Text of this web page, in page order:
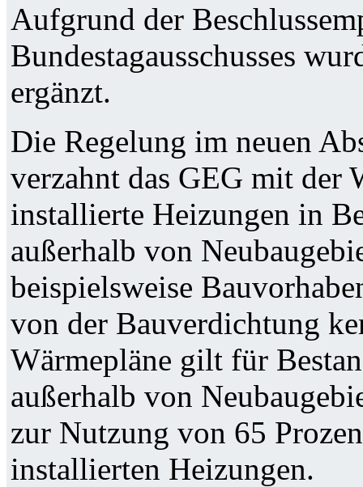
Aufgrund der
Bundestagausschusses
ergänzt.
Die Regelung im neuen
verzahnt das GEG mit der
installierte Heizungen in
außerhalb von
beispielsweise
von der Bauverdichtung
Wärmepläne gilt für
außerhalb von
zur Nutzung von 65
installierten Heizungen.